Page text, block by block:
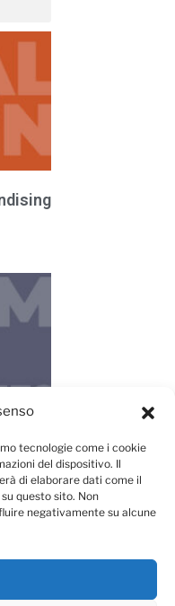
tecnologie come i cookie
del dispositivo. Il
di elaborare dati come il
questo sito. Non
negativamente su alcune